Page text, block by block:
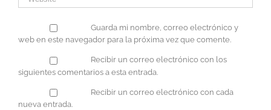
Guarda mi nombre, correo electrónico y
web en este navegador para la próxima vez que comente.
Recibir un correo electrónico con los
siguientes comentarios a esta entrada.
Recibir un correo electrónico con cada
nueva entrada.